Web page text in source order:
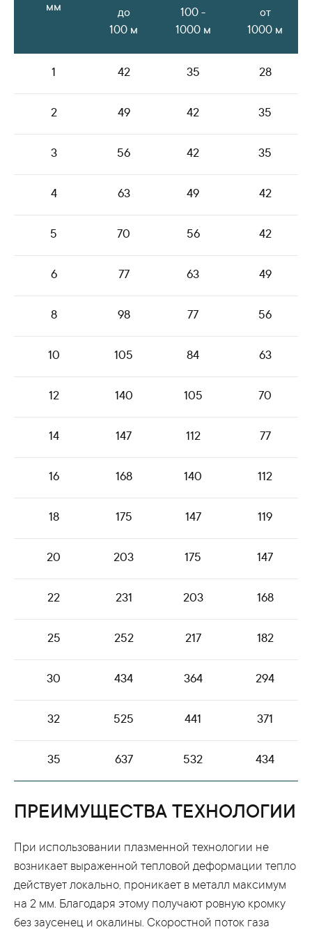
мм
до
100 м
100 -
1000 м
от
1000 м
1 42 35 28
2 49 42 35
3 56 42 35
4 63 49 42
5 70 56 42
6 77 63 49
8 98 77 56
10 105 84 63
12 140 105 70
14 147 112 77
16 168 140 112
18 175 147 119
20 203 175 147
22 231 203 168
25 252 217 182
30 434 364 294
32 525 441 371
35 637 532 434
ПРЕИМУЩЕСТВА ТЕХНОЛОГИИ
При использовании плазменной технологии не
возникает выраженной тепловой деформации тепло
действует локально, проникает в металл максимум
на 2 мм. Благодаря этому получают ровную кромку
без заусенец и окалины. Скоростной поток газа